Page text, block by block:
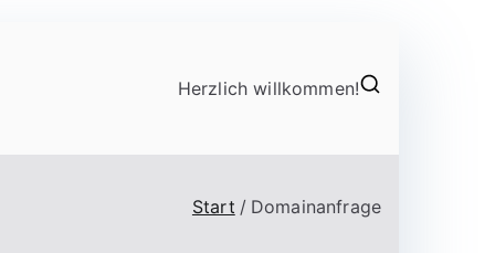
Herzlich willkommen!
Start Domainanfrage